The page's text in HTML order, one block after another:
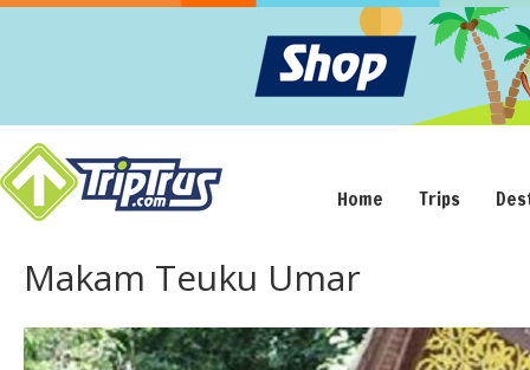
Home Trips
Makam Teuku Umar